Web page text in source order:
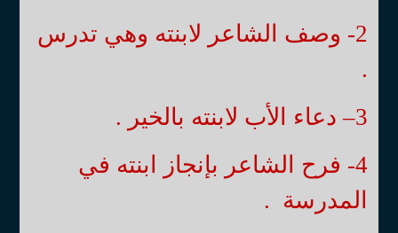
2- وصف الشاعر لابنته وهي تدرس
.
3– دعاء الأب لابنته بالخير .
4- فرح الشاعر بإنجاز ابنته في
المدرسة .